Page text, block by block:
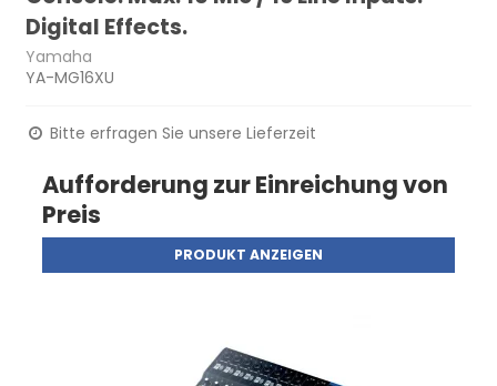
Digital Effects.
Yamaha
YA-MG16XU
Bitte erfragen Sie unsere Lieferzeit
Aufforderung zur Einreichung von
Preis
PRODUKT ANZEIGEN